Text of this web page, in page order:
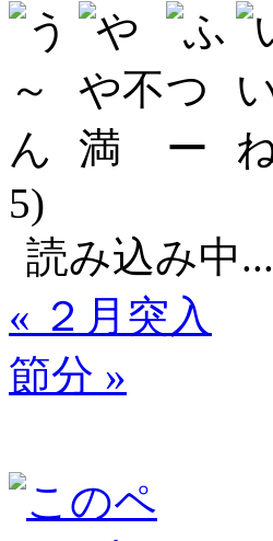
5)
読み込み中...
« ２月突入
節分 »